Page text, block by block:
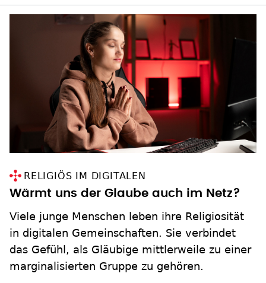
RELIGIÖS IM DIGITALEN
Wärmt uns der Glaube auch im Netz?
Viele junge Menschen leben ihre Religiosität
in digitalen Gemeinschaften. Sie verbindet
das Gefühl, als Gläubige mittlerweile zu einer
marginalisierten Gruppe zu gehören.